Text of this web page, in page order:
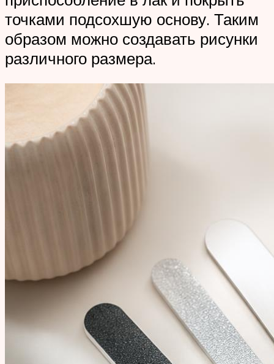
точками подсохшую основу. Таким
образом можно создавать рисунки
различного размера.